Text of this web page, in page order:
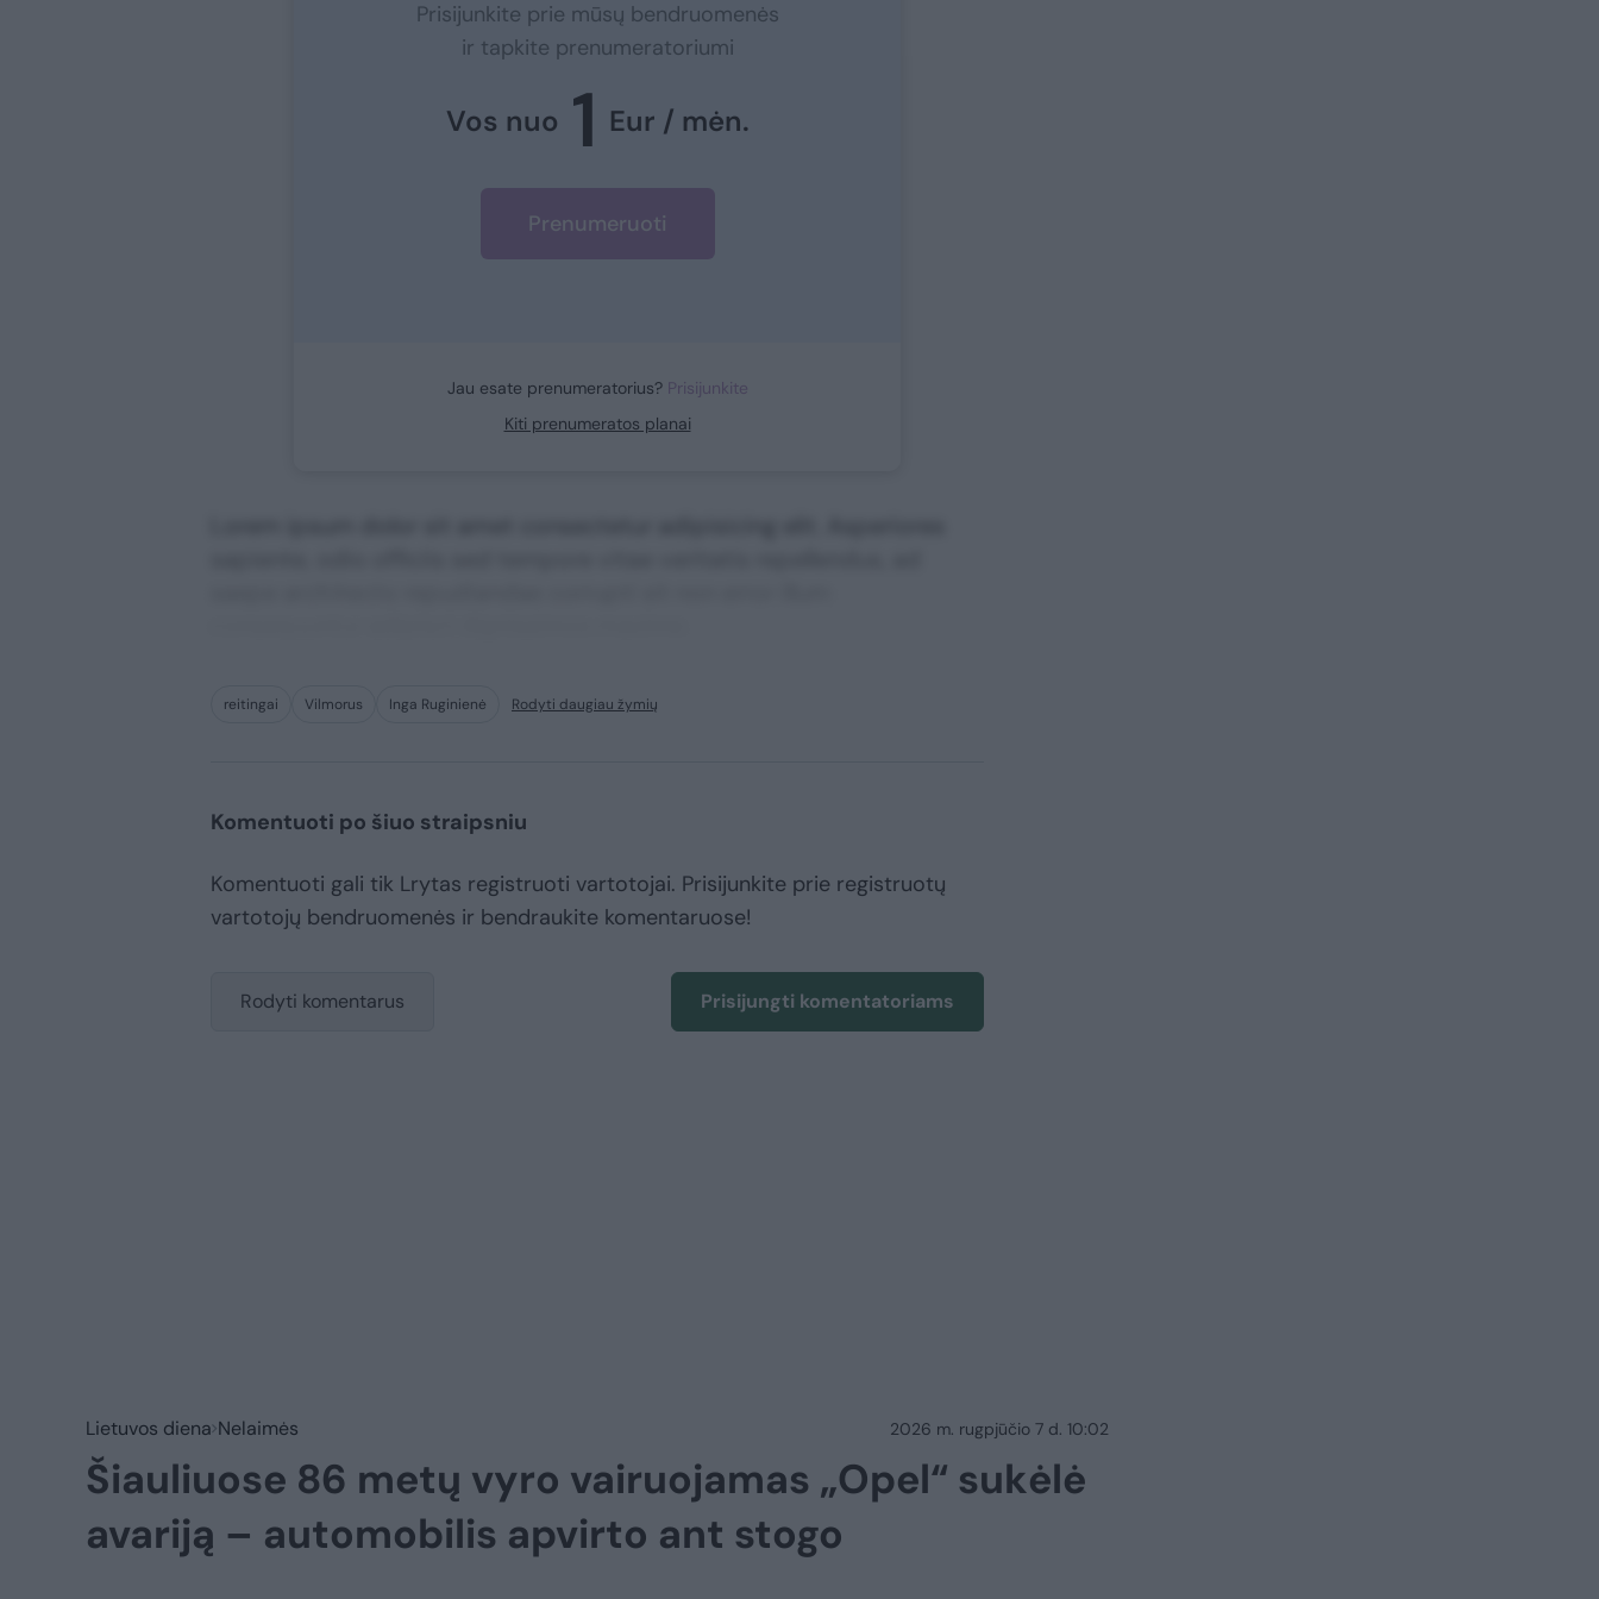
Prisijunkite prie mūsų bendruomenės
ir tapkite prenumeratoriumi
Vos nuo 1 Eur / mėn.
Prenumeruoti
Jau esate prenumeratorius? Prisijunkite
Kiti prenumeratos planai
reitingai Vilmorus Inga Ruginienė Rodyti daugiau žymių
Komentuoti po šiuo straipsniu
Komentuoti gali tik Lrytas registruoti vartotojai. Prisijunkite prie registruotų
vartotojų bendruomenės ir bendraukite komentaruose!
Rodyti komentarus Prisijungti komentatoriams
Lietuvos diena Nelaimės 2026 m. rugpjūčio 7 d. 10:02
Šiauliuose 86 metų vyro vairuojamas „Opel“ sukėlė
avariją – automobilis apvirto ant stogo